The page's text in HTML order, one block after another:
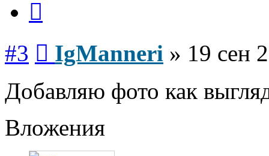
#3 IgManneri » 19 сен
Добавляю фото как
Вложения